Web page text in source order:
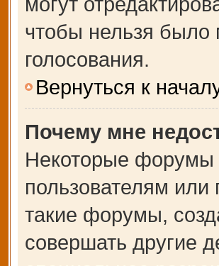
чтобы нельзя было
голосования.
Вернуться к
Почему мне
Некоторые форумы
пользователям или
такие форумы,
совершать другие